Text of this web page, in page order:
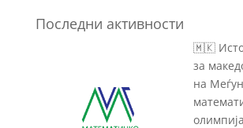
Последни активности
🇲🇰
за
на